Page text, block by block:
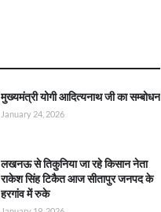
मुख्यमंत्री योगी आदित्यनाथ जी का सम्बोधन
January 24, 2026
लखनऊ से तिकुनिया जा रहे किसान नेता
राकेश सिंह टिकैत आज सीतापुर जनपद के
हरगांव में रुके